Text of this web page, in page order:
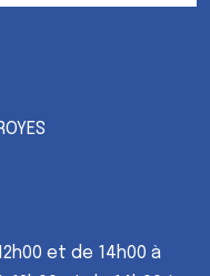
et de 14h00 à